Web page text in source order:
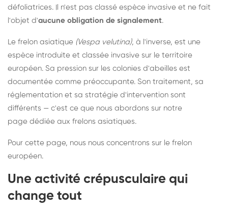
défoliatrices. Il n'est pas classé espèce invasive et ne fait
l'objet d'aucune obligation de signalement.
Le frelon asiatique (Vespa velutina), à l'inverse, est une
espèce introduite et classée invasive sur le territoire
européen. Sa pression sur les colonies d'abeilles est
documentée comme préoccupante. Son traitement, sa
réglementation et sa stratégie d'intervention sont
différents — c'est ce que nous abordons sur notre
page dédiée aux frelons asiatiques.
Pour cette page, nous nous concentrons sur le frelon
européen.
Une activité crépusculaire qui
change tout